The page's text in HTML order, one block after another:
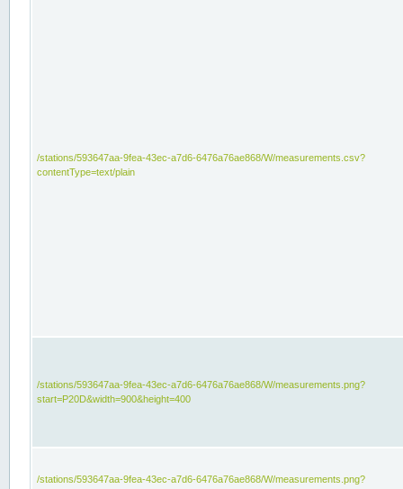
/stations/593647aa-9fea-43ec-a7d6-6476a76ae868/W/measurements.csv?
contentType=text/plain
/stations/593647aa-9fea-43ec-a7d6-6476a76ae868/W/measurements.png?
start=P20D&width=900&height=400
/stations/593647aa-9fea-43ec-a7d6-6476a76ae868/W/measurements.png?